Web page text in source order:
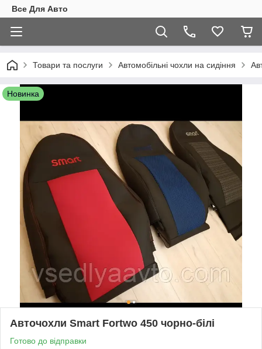
Все Для Авто
Товари та послуги Автомобільні чохли на сидіння
Новинка
Авточохли Smart Fortwo 450 чорно-білі
Готово до відправки